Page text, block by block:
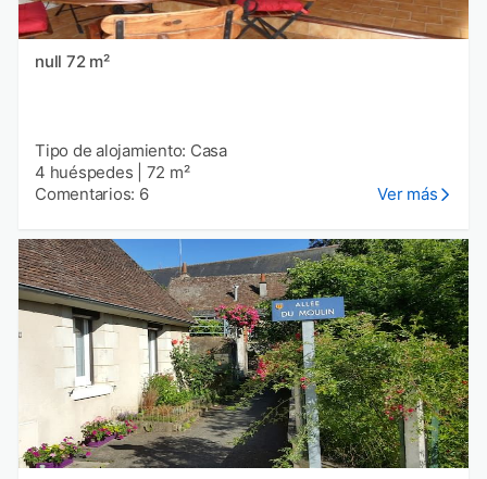
null 72 m²
Tipo de alojamiento: Casa
4 huéspedes
72 m²
Comentarios: 6
Ver más